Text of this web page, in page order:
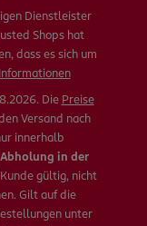
Dienstleister
Shops hat
dass es sich um
Die Preise
Versand nach
innerhalb
in der
gültig, nicht
Gilt auf die
unter